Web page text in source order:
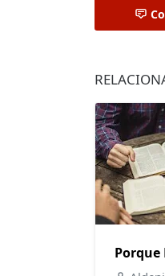
Porque